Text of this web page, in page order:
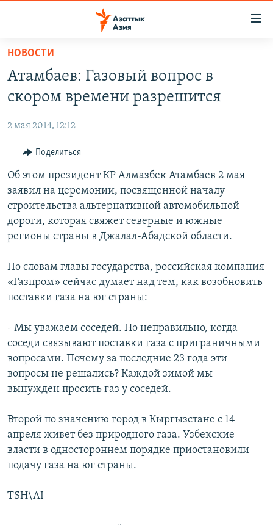
Вернуться
основному
содержанию
Вернутся
навигации
Вернутся
поиску
ЦЕНТРАЛЬНАЯ АЗИЯ
УЗБЕКИСТАН
ТАДЖИКИСТАН
ВОЙНА В УКРАИНЕ
НА ДРУГИХ ЯЗЫКАХ
ҚАЗАҚША
КЫРГЫЗЧА
ТОҶИКӢ
TÜRKMENÇE
Все сайты РСЕ/РС
НОВОСТИ
Атамбаев: Газовый вопрос в
скором времени разрешится
2 мая 2014, 12:12
Поделиться
Об этом президент КР Алмазбек Атамбаев 2 мая
заявил на церемонии, посвященной началу
строительства альтернативной автомобильной
дороги, которая свяжет северные и южные
регионы страны в Джалал-Абадской области.
По словам главы государства, российская компания
«Газпром» сейчас думает над тем, как возобновить
поставки газа на юг страны:
- Мы уважаем соседей. Но неправильно, когда
соседи связывают поставки газа с приграничными
вопросами. Почему за последние 23 года эти
вопросы не решались? Каждой зимой мы
вынужден просить газ у соседей.
Второй по значению город в Кыргызстане с 14
апреля живет без природного газа. Узбекские
власти в одностороннем порядке приостановили
подачу газа на юг страны.
TSH\AI